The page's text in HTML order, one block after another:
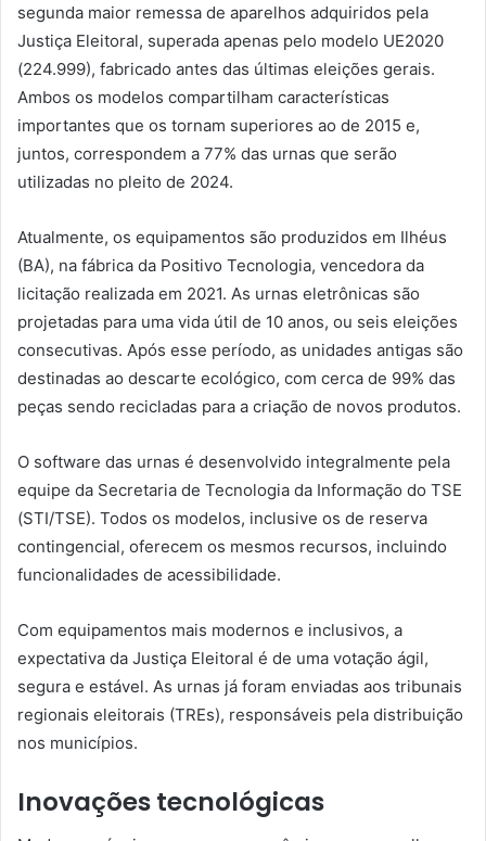
segunda maior remessa de aparelhos adquiridos pela
Justiça Eleitoral, superada apenas pelo modelo UE2020
(224.999), fabricado antes das últimas eleições gerais.
Ambos os modelos compartilham características
importantes que os tornam superiores ao de 2015 e,
juntos, correspondem a 77% das urnas que serão
utilizadas no pleito de 2024.
Atualmente, os equipamentos são produzidos em Ilhéus
(BA), na fábrica da Positivo Tecnologia, vencedora da
licitação realizada em 2021. As urnas eletrônicas são
projetadas para uma vida útil de 10 anos, ou seis eleições
consecutivas. Após esse período, as unidades antigas são
destinadas ao descarte ecológico, com cerca de 99% das
peças sendo recicladas para a criação de novos produtos.
O software das urnas é desenvolvido integralmente pela
equipe da Secretaria de Tecnologia da Informação do TSE
(STI/TSE). Todos os modelos, inclusive os de reserva
contingencial, oferecem os mesmos recursos, incluindo
funcionalidades de acessibilidade.
Com equipamentos mais modernos e inclusivos, a
expectativa da Justiça Eleitoral é de uma votação ágil,
segura e estável. As urnas já foram enviadas aos tribunais
regionais eleitorais (TREs), responsáveis pela distribuição
nos municípios.
Inovações tecnológicas